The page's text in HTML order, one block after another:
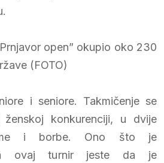
i seniore. Takmičenje se
konkurenciji, u dvije
i borbe. Ono što je
ovaj turnir jeste da je